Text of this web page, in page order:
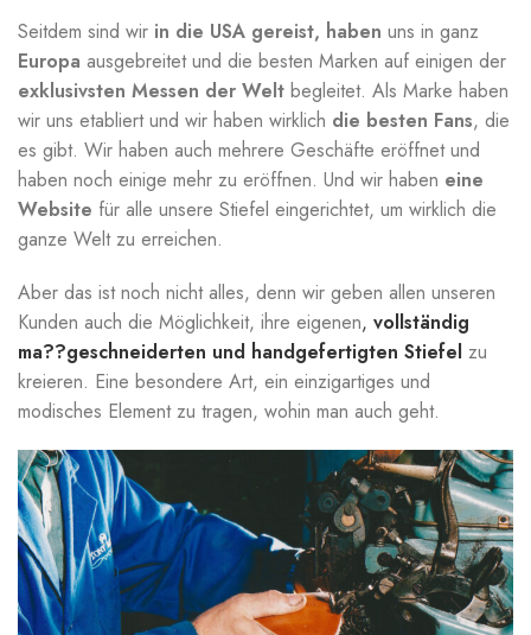
Seitdem sind wir in die USA gereist, haben uns in ganz
Europa ausgebreitet und die besten Marken auf einigen der
exklusivsten Messen der Welt begleitet. Als Marke haben
wir uns etabliert und wir haben wirklich die besten Fans, die
es gibt. Wir haben auch mehrere Geschäfte eröffnet und
haben noch einige mehr zu eröffnen. Und wir haben eine
Website für alle unsere Stiefel eingerichtet, um wirklich die
ganze Welt zu erreichen.
Aber das ist noch nicht alles, denn wir geben allen unseren
Kunden auch die Möglichkeit, ihre eigenen, vollständig
ma??geschneiderten und handgefertigten Stiefel zu
kreieren. Eine besondere Art, ein einzigartiges und
modisches Element zu tragen, wohin man auch geht.